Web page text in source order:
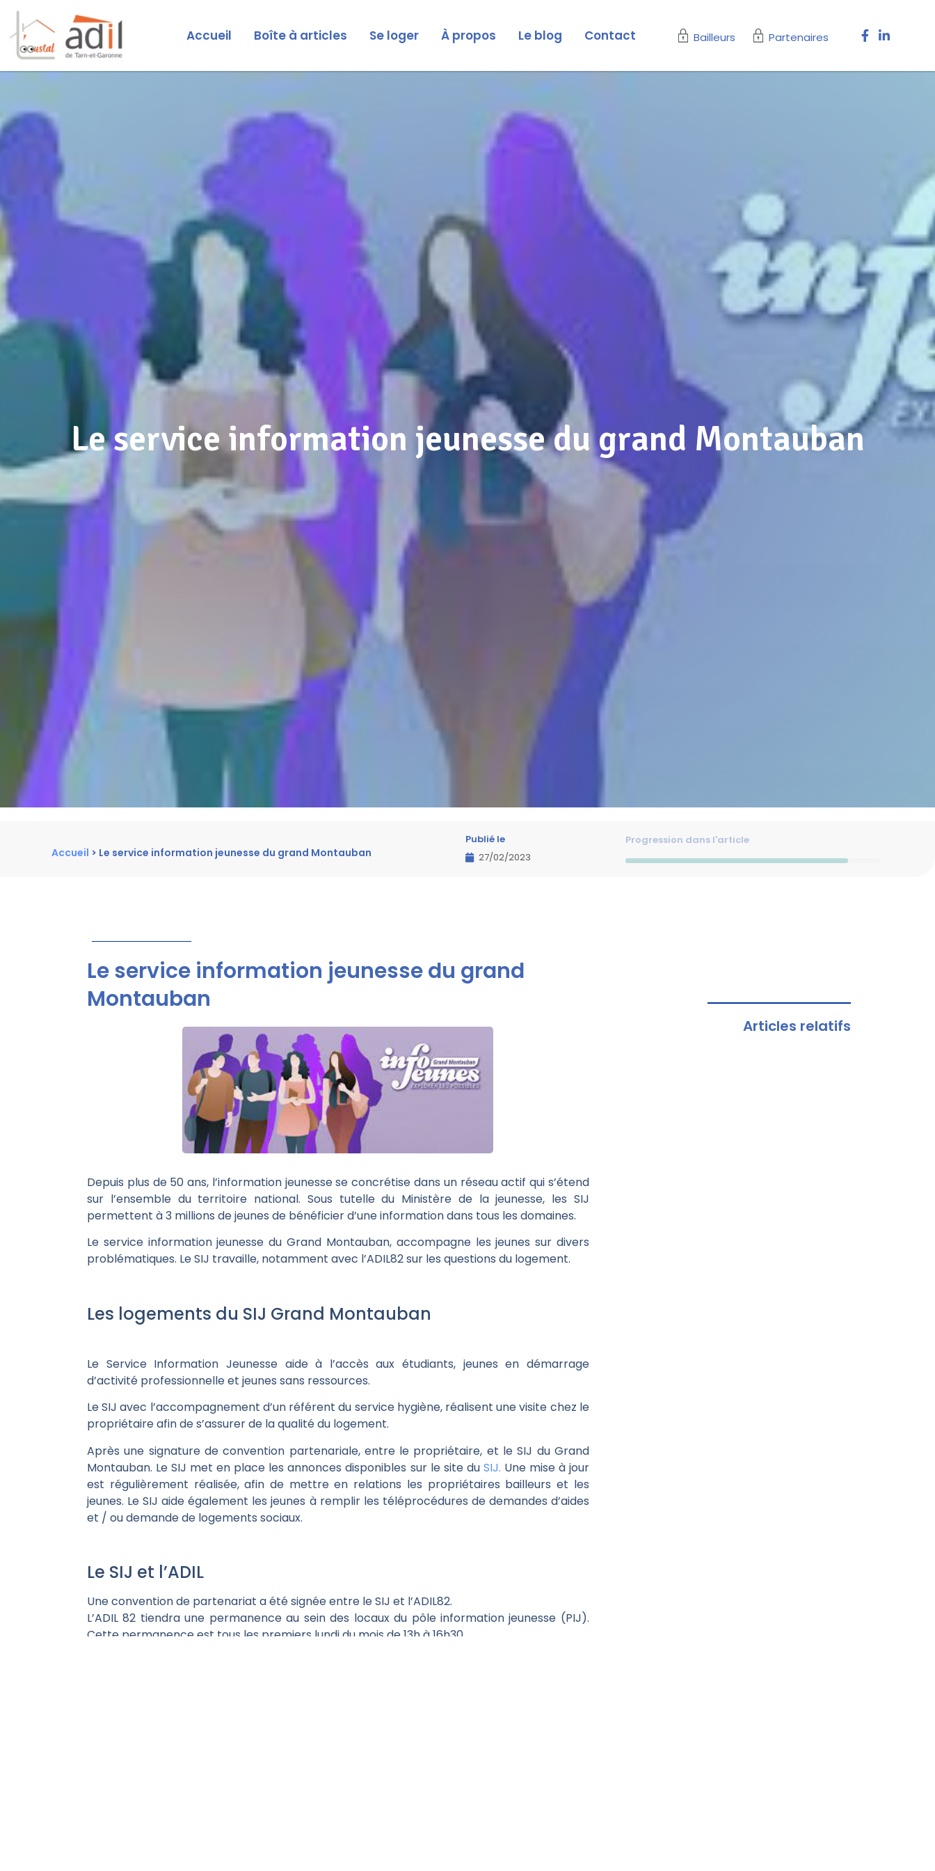
Accueil Boîte à articles Se loger À propos Le blog Contact Bailleurs Partenaires
Le service information jeunesse du grand Montauban
Accueil > Le service information jeunesse du grand Montauban
Publié le
27/02/2023
Progression dans l'article
Le service information jeunesse du grand
Montauban
Depuis plus de 50 ans, l’information jeunesse se concrétise dans un réseau actif qui s’étend
sur l’ensemble du territoire national. Sous tutelle du Ministère de la jeunesse, les SIJ
permettent à 3 millions de jeunes de bénéficier d’une information dans tous les domaines.
Le service information jeunesse du Grand Montauban, accompagne les jeunes sur divers
problématiques. Le SIJ travaille, notamment avec l’ADIL82 sur les questions du logement.
Les logements du SIJ Grand Montauban
Le Service Information Jeunesse aide à l’accès aux étudiants, jeunes en démarrage
d’activité professionnelle et jeunes sans ressources.
Le SIJ avec l’accompagnement d’un référent du service hygiène, réalisent une visite chez le
propriétaire afin de s’assurer de la qualité du logement.
Après une signature de convention partenariale, entre le propriétaire, et le SIJ du Grand
Montauban. Le SIJ met en place les annonces disponibles sur le site du SIJ. Une mise à jour
est régulièrement réalisée, afin de mettre en relations les propriétaires bailleurs et les
jeunes. Le SIJ aide également les jeunes à remplir les téléprocédures de demandes d’aides
et / ou demande de logements sociaux.
Le SIJ et l’ADIL
Une convention de partenariat a été signée entre le SIJ et l’ADIL82.
L’ADIL 82 tiendra une permanence au sein des locaux du pôle information jeunesse (PIJ).
Cette permanence est tous les premiers lundi du mois de 13h à 16h30.
Articles relatifs